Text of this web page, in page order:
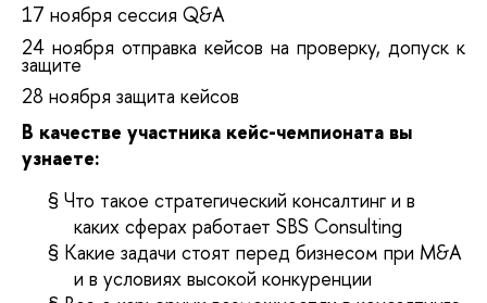
17 ноября сессия Q&A
24 ноября отправка кейсов на проверку, допуск к
защите
28 ноября защита кейсов
В качестве участника кейс-чемпионата вы
узнаете:
§ Что такое стратегический консалтинг и в
каких сферах работает SBS Consulting
§ Какие задачи стоят перед бизнесом при M&A
и в условиях высокой конкуренции